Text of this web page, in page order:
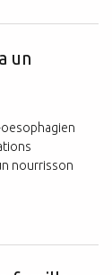
un
nourrisson